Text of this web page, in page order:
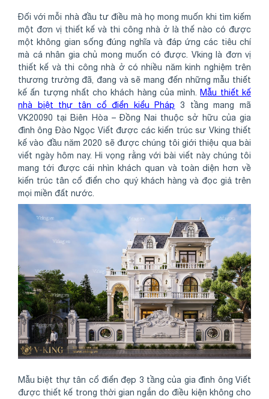
Đối với mỗi nhà đầu tư điều mà họ mong muốn khi tìm kiếm
một đơn vị thiết kế và thi công nhà ở là thế nào có được
một không gian sống đúng nghĩa và đáp ứng các tiêu chí
mà cá nhân gia chủ mong muốn có được. Vking là đơn vị
thiết kế và thi công nhà ở có nhiều năm kinh nghiệm trên
thương trường đã, đang và sẽ mang đến những mẫu thiết
kế ấn tượng nhất cho khách hàng của mình.Mẫu thiết kế
nhà biệt thự tân cổ điển kiểu Pháp 3 tầng mang mã
VK20090 tại Biên Hòa – Đồng Nai thuộc sở hữu của gia
đình ông Đào Ngọc Viết được các kiến trúc sư Vking thiết
kế vào đầu năm 2020 sẽ được chúng tôi giới thiệu qua bài
viết ngày hôm nay. Hi vọng rằng với bài viết này chúng tôi
mang tới được cái nhìn khách quan và toàn diện hơn về
kiến trúc tân cổ điển cho quý khách hàng và đọc giả trên
mọi miền đất nước.
Mẫu biệt thự tân cổ điển đẹp 3 tầng của gia đình ông Viết
được thiết kế trong thời gian ngắn do điều kiện không cho